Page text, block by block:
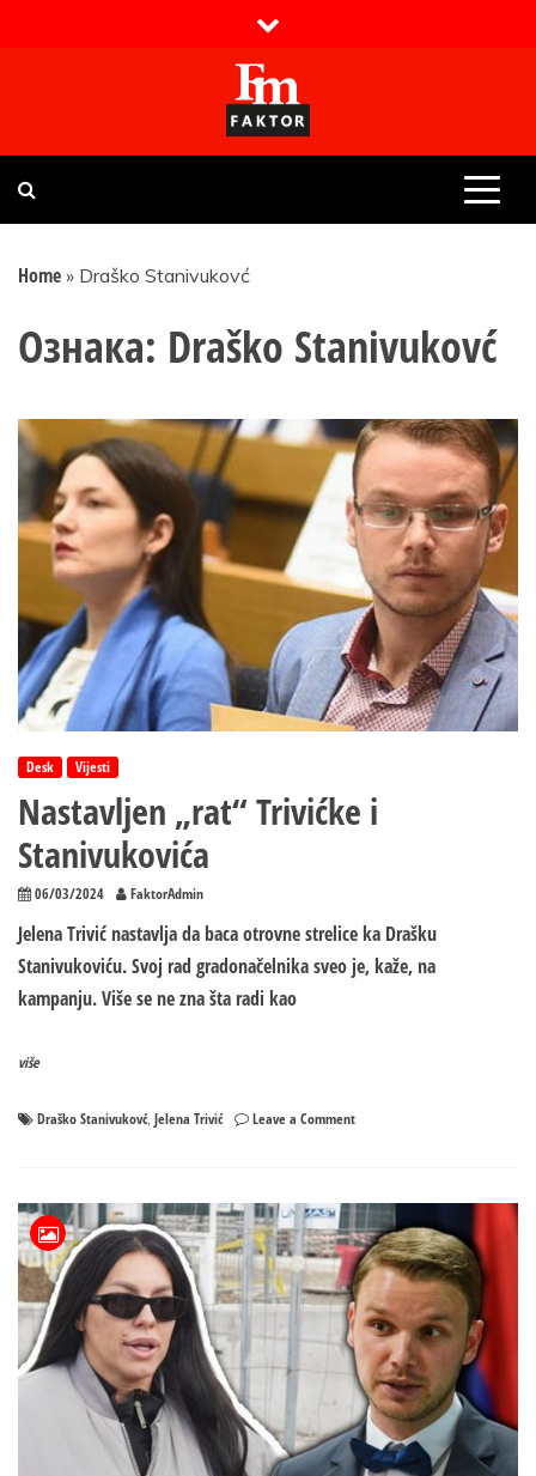
Faktor magazin
Uvijek presudan
Home » Draško Stanivukovć
Ознака: Draško Stanivukovć
Desk Vijesti
Nastavljen „rat“ Trivićke i
Stanivukovića
06/03/2024 FaktorAdmin
Jelena Trivić nastavlja da baca otrovne strelice ka Drašku
Stanivukoviću. Svoj rad gradonačelnika sveo je, kaže, na
kampanju. Više se ne zna šta radi kao
više
Draško Stanivukovć, Jelena Trivić Leave a Commenton
i
Stanivukovića